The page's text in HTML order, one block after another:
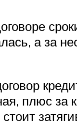
а за
плюс